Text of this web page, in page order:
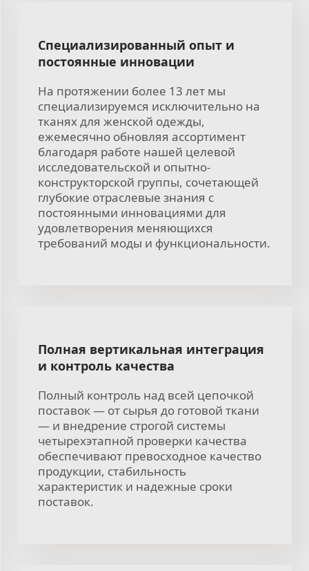
Специализированный опыт и
постоянные инновации
На протяжении более 13 лет мы
специализируемся исключительно на
тканях для женской одежды,
ежемесячно обновляя ассортимент
благодаря работе нашей целевой
исследовательской и опытно-
конструкторской группы, сочетающей
глубокие отраслевые знания с
постоянными инновациями для
удовлетворения меняющихся
требований моды и функциональности.
Полная вертикальная интеграция
и контроль качества
Полный контроль над всей цепочкой
поставок — от сырья до готовой ткани
— и внедрение строгой системы
четырехэтапной проверки качества
обеспечивают превосходное качество
продукции, стабильность
характеристик и надежные сроки
поставок.